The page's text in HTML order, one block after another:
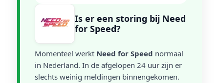
Is er een storing bij Need
for Speed?
Momenteel werkt Need for Speed normaal
in Nederland. In de afgelopen 24 uur zijn er
slechts weinig meldingen binnengekomen.